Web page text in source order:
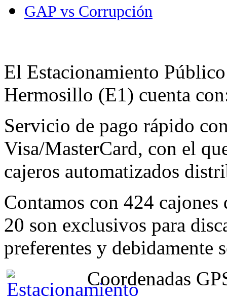
GAP vs Corrupción
El Estacionamiento
Hermosillo (E1) cuenta
Servicio de pago rápido
Visa/MasterCard, con el
cajeros automatizados
Contamos con 424 cajones
20 son exclusivos para
preferentes y debidamente
Coordenadas